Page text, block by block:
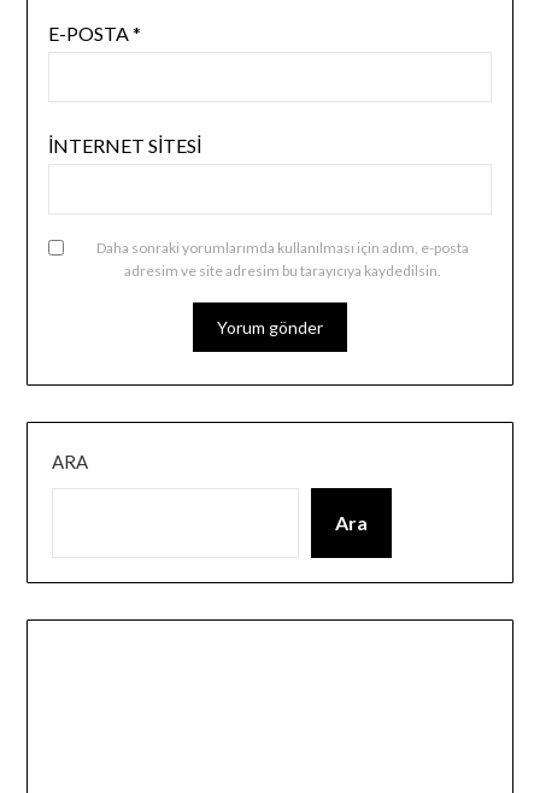
E-POSTA*
İNTERNET SITESI
Daha sonraki yorumlarımda kullanılması için adım, e-posta
adresim ve site adresim bu tarayıcıya kaydedilsin.
ARA
Ara